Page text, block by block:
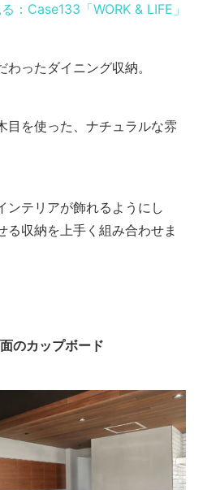
：Case133「WORK & LIFE」
ったダイニング収納。
目を使った、ナチュラルな雰
ンテリアが飾れるようにし
る収納を上手く組み合わせま
のカップボード